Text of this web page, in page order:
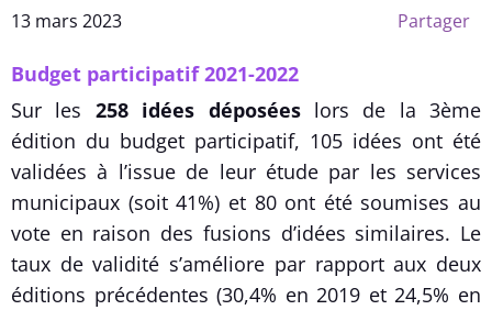
13 mars 2023 Partager
Budget participatif 2021-2022
Sur les 258 idées déposéeslors de la 3ème
édition du budget participatif, 105 idées ont été
validées à l’issue de leur étude par les services
municipaux (soit 41%) et 80 ont été soumises au
vote en raison des fusions d’idées similaires. Le
taux de validité s’améliore par rapport aux deux
éditions précédentes (30,4% en 2019 et 24,5% en